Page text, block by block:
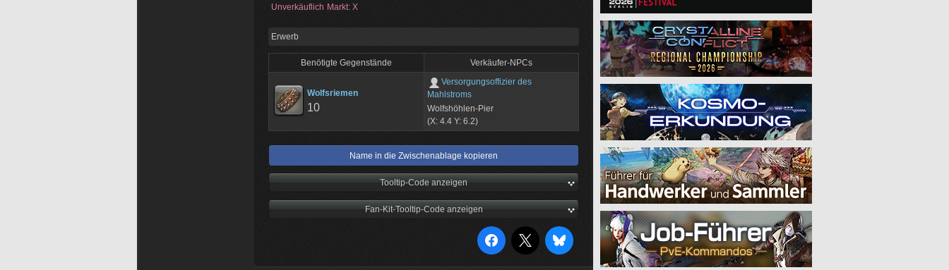
Unverkäuflich Markt: X
Erwerb
Benötigte Gegenstände Verkäufer-NPCs
Wolfsriemen
10
Versorgungsoffizier des
Mahlstroms
Wolfshöhlen-Pier
(X: 4.4 Y: 6.2)
Name in die Zwischenablage kopieren
Tooltip-Code anzeigen
Fan-Kit-Tooltip-Code anzeigen